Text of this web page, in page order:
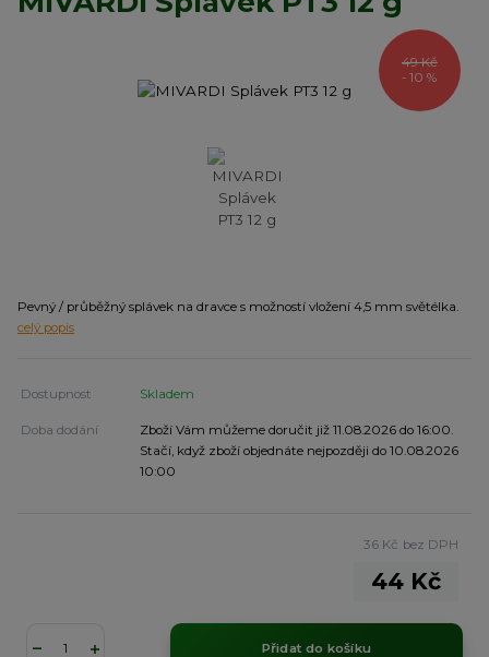
49 Kč
- 10 %
Pevný / průběžný splávek na dravce s možností vložení 4,5 mm světélka.
celý popis
Dostupnost Skladem
Doba dodání
Zboží Vám můžeme doručit již 11.08.2026 do 16:00.
Stačí, když zboží objednáte nejpozději do 10.08.2026
10:00
44 Kč
36 Kč bez DPH
Přidat do košíku